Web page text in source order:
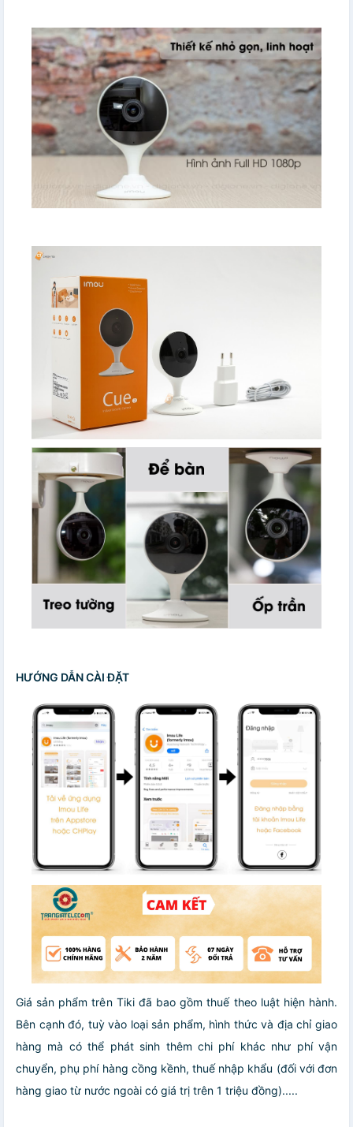
HƯỚNG DẪN CÀI ĐẶT
Giá sản phẩm trên Tiki đã bao gồm thuế theo luật hiện hành.
Bên cạnh đó, tuỳ vào loại sản phẩm, hình thức và địa chỉ giao
hàng mà có thể phát sinh thêm chi phí khác như phí vận
chuyển, phụ phí hàng cồng kềnh, thuế nhập khẩu (đối với đơn
hàng giao từ nước ngoài có giá trị trên 1 triệu đồng).....